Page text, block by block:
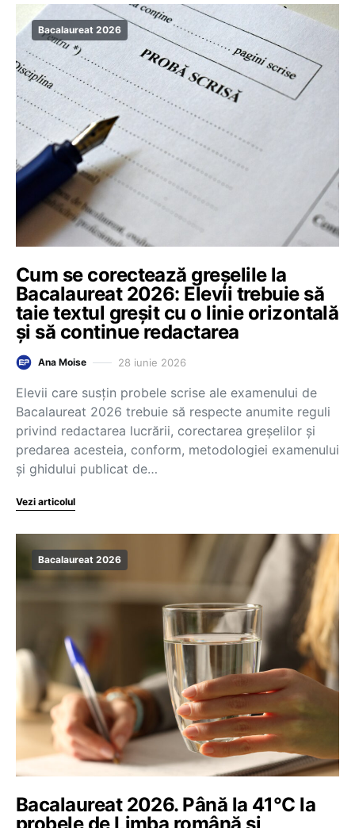
Bacalaureat 2026
Cum se corectează greșelile la
Bacalaureat 2026: Elevii trebuie să
taie textul greșit cu o linie orizontală
și să continue redactarea
Ana Moise 28 iunie 2026
Elevii care susțin probele scrise ale examenului de
Bacalaureat 2026 trebuie să respecte anumite reguli
privind redactarea lucrării, corectarea greșelilor și
predarea acesteia, conform, metodologiei examenului
și ghidului publicat de…
Vezi articolul
Bacalaureat 2026
Bacalaureat 2026. Până la 41°C la